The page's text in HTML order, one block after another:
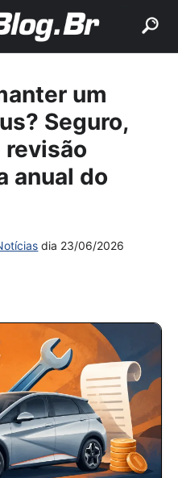
um
Seguro,
revisão
anual do
dia 23/06/2026